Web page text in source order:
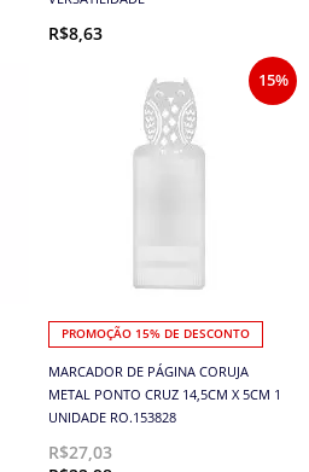
R$8,63
PROMOÇÃO 15% DE DESCONTO
MARCADOR DE PÁGINA CORUJA
METAL PONTO CRUZ 14,5CM X 5CM 1
UNIDADE RO.153828
R$27,03
15%